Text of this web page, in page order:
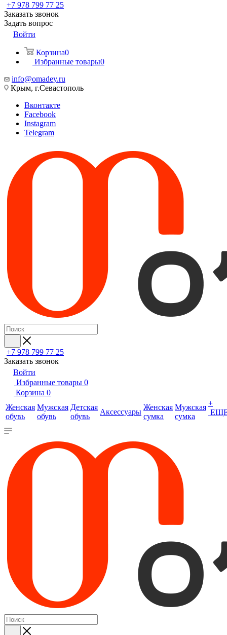
+7 978 799 77 25
Заказать звонок
Задать вопрос
Войти
Корзина0
Избранные товары0
info@omadey.ru
Крым, г.Севастополь
Вконтакте
Facebook
Instagram
Telegram
+7 978 799 77 25
Заказать звонок
Войти
Избранные товары 0
Корзина 0
Женская
обувь
Мужская
обувь
Детская
обувь
Аксессуары
Женская
сумка
Мужская
сумка
+